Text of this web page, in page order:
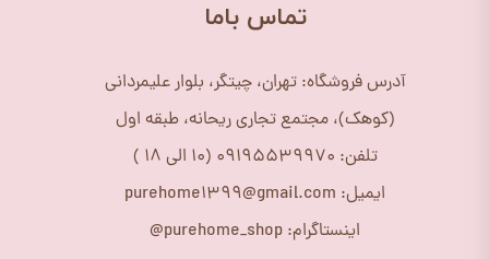
​تماس باما
آدرس فروشگاه: تهران، چیتگر، بلوار علیمردانی
(کوهک)، مجتمع تجاری ریحانه، طبقه اول
تلفن: 09195539970 (10 الی 18 )
ایمیل: purehome1399@gmail.com
اینستاگرام: purehome_shop@